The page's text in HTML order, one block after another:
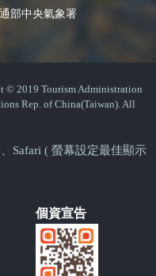
部中央氣象署
2019 Tourism Administration
Rep. of China(Taiwan). All
Safari ( 螢幕設定最佳顯示
個資宣告